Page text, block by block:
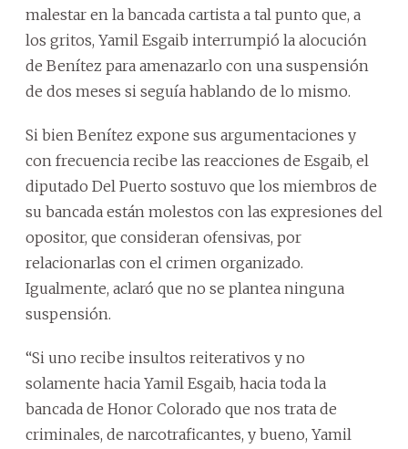
malestar en la bancada cartista a tal punto que, a
los gritos, Yamil Esgaib interrumpió la alocución
de Benítez para amenazarlo con una suspensión
de dos meses si seguía hablando de lo mismo.
Si bien Benítez expone sus argumentaciones y
con frecuencia recibe las reacciones de Esgaib, el
diputado Del Puerto sostuvo que los miembros de
su bancada están molestos con las expresiones del
opositor, que consideran ofensivas, por
relacionarlas con el crimen organizado.
Igualmente, aclaró que no se plantea ninguna
suspensión.
“Si uno recibe insultos reiterativos y no
solamente hacia Yamil Esgaib, hacia toda la
bancada de Honor Colorado que nos trata de
criminales, de narcotraficantes, y bueno, Yamil